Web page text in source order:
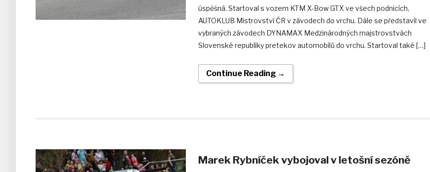
úspěšná. Startoval s vozem KTM X-Bow GTX ve všech podnicích,
AUTOKLUB Mistrovství ČR v závodech do vrchu. Dále se představil ve
vybraných závodech DYNAMAX Medzinárodných majstrovstvách
Slovenské republiky pretekov automobilů do vrchu. Startoval také […]
Continue Reading →
Marek Rybníček vybojoval v letošní sezóně